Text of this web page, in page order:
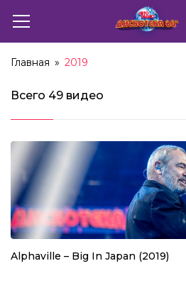
Главная » 2019
Всего 49 видео
Alphaville – Big In Japan (2019)